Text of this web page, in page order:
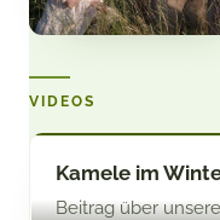
VIDEOS
Kamele im
Beitrag über